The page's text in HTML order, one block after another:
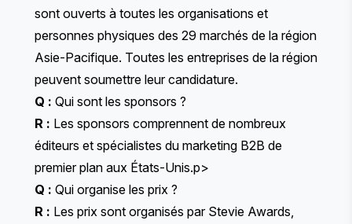
sont ouverts à toutes les organisations et
personnes physiques des 29 marchés de la région
Asie-Pacifique. Toutes les entreprises de la région
peuvent soumettre leur candidature.
Q : Qui sont les sponsors ?
R : Les sponsors comprennent de nombreux
éditeurs et spécialistes du marketing B2B de
premier plan aux États-Unis.p>
Q : Qui organise les prix ?
R : Les prix sont organisés par Stevie Awards,